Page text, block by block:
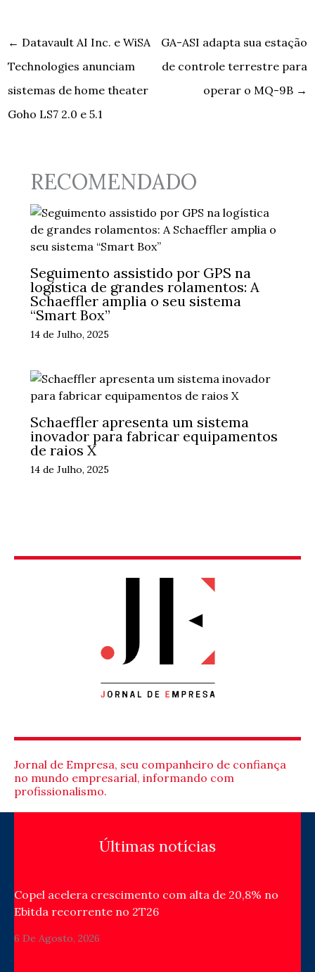
← Datavault AI Inc. e WiSA
Technologies anunciam
sistemas de home theater
Goho LS7 2.0 e 5.1
GA-ASI adapta sua estação
de controle terrestre para
operar o MQ-9B →
RECOMENDADO
Seguimento assistido por GPS na
logística de grandes rolamentos: A
Schaeffler amplia o seu sistema
“Smart Box”
14 de Julho, 2025
Schaeffler apresenta um sistema
inovador para fabricar equipamentos
de raios X
14 de Julho, 2025
Jornal de Empresa, seu companheiro de confiança
no mundo empresarial, informando com
profissionalismo.
Últimas notícias
Copel acelera crescimento com alta de 20,8% no
Ebitda recorrente no 2T26
6 De Agosto, 2026